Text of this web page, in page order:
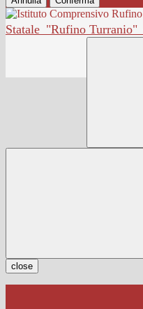
Statale "Rufino Turranio"
close